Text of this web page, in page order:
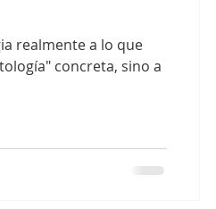
realmente a lo que
concreta, sino a